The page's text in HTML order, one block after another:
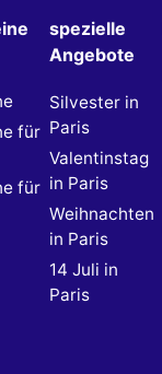
für
für
spezielle
Angebote
Silvester in
Paris
Valentinstag
in Paris
Weihnachten
in Paris
14 Juli in
Paris